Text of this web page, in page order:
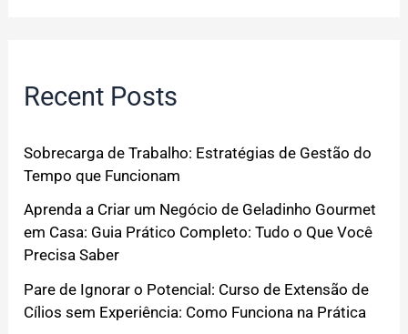
Recent Posts
Sobrecarga de Trabalho: Estratégias de Gestão do
Tempo que Funcionam
Aprenda a Criar um Negócio de Geladinho Gourmet
em Casa: Guia Prático Completo: Tudo o Que Você
Precisa Saber
Pare de Ignorar o Potencial: Curso de Extensão de
Cílios sem Experiência: Como Funciona na Prática